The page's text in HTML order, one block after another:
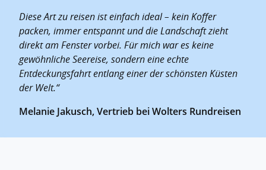
Diese Art zu reisen ist einfach ideal – kein Koffer
packen, immer entspannt und die Landschaft zieht
direkt am Fenster vorbei. Für mich war es keine
gewöhnliche Seereise, sondern eine echte
Entdeckungsfahrt entlang einer der schönsten Küsten
der Welt.“
Melanie Jakusch, Vertrieb bei Wolters Rundreisen